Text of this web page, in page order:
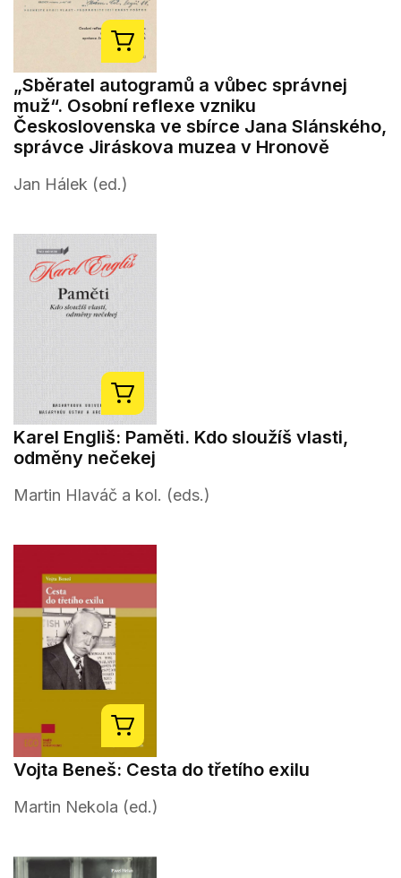
„Sběratel autogramů a vůbec správnej
muž“. Osobní reflexe vzniku
Československa ve sbírce Jana Slánského,
správce Jiráskova muzea v Hronově
Jan Hálek (ed.)
Karel Engliš: Paměti. Kdo sloužíš vlasti,
odměny nečekej
Martin Hlaváč a kol. (eds.)
Vojta Beneš: Cesta do třetího exilu
Martin Nekola (ed.)